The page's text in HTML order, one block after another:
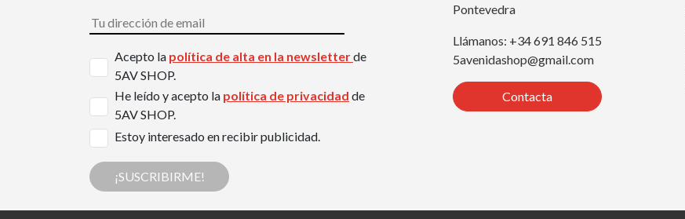
Acepto la política de alta en la newsletterde
5AV SHOP.
He leído y acepto la política de privacidad de
5AV SHOP.
Estoy interesado en recibir publicidad.
¡SUSCRIBIRME!
Pontevedra
Llámanos: +34 691 846 515
5avenidashop@gmail.com
Contacta